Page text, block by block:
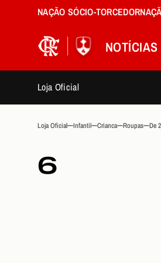
NAÇÃO SÓCIO-TORCEDOR
NOTÍCIAS
Loja Oficial
Loja Oficial Infantil Crianca Roupas De
6